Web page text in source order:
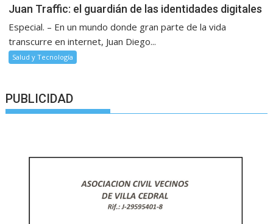
Juan Traffic: el guardián de las identidades digitales
Especial. – En un mundo donde gran parte de la vida
transcurre en internet, Juan Diego...
Salud y Tecnología
PUBLICIDAD